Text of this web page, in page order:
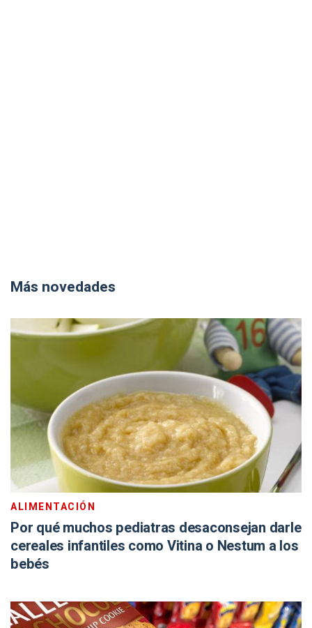
Más novedades
ALIMENTACIÓN
Por qué muchos pediatras desaconsejan darle
cereales infantiles como Vitina o Nestum a los
bebés